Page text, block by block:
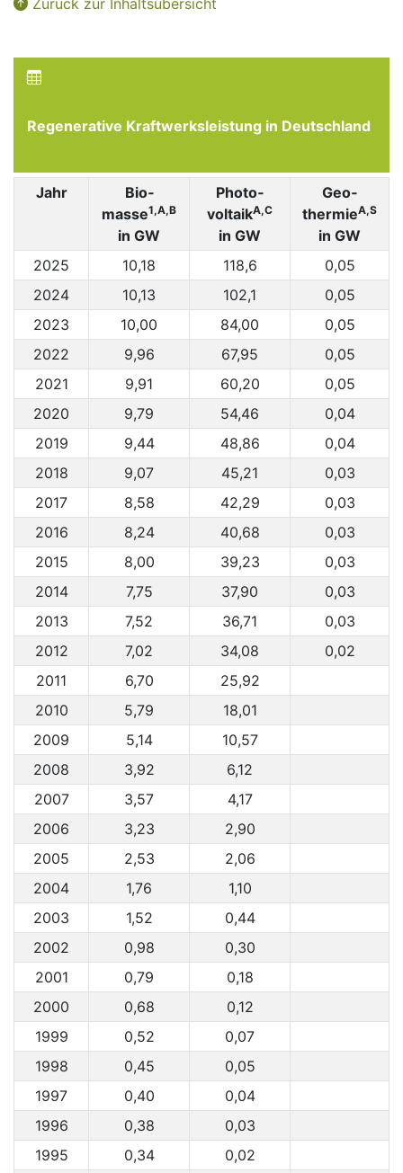
Zurück zur Inhaltsübersicht
Regenerative Kraftwerksleistung in Deutschland
Jahr
Bio­
masse1,A,B
in GW
Photo­
voltaikA,C
in GW
Geo­
thermieA,S
in GW
2025
10,18 118,6
0,05
2024
10,13 102,1
0,05
2023
10,00 84,00
0,05
2022
9,96 67,95
0,05
2021
9,91 60,20
0,05
2020
9,79 54,46
0,04
2019
9,44 48,86
0,04
2018
9,07 45,21
0,03
2017
8,58 42,29
0,03
2016
8,24 40,68
0,03
2015
8,00 39,23
0,03
2014
7,75 37,90
0,03
2013
7,52 36,71
0,03
2012
7,02 34,08
0,02
2011
6,70
25,92
2010
5,79
18,01
2009
5,14
10,57
2008
3,92
6,12
2007
3,57
4,17
2006
3,23
2,90
2005
2,53
2,06
2004
1,76
1,10
2003
1,52
0,44
2002
0,98
0,30
2001
0,79
0,18
2000
0,68
0,12
1999
0,52
0,07
1998
0,45
0,05
1997
0,40
0,04
1996
0,38
0,03
1995
0,34
0,02